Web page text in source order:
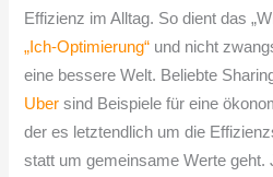
Effizienz im Alltag. So dient das
„Ich-Optimierung“ und nicht
eine bessere Welt. Beliebte
Ubersind Beispiele für eine
der es letztendlich um die
statt um gemeinsame Werte geht.